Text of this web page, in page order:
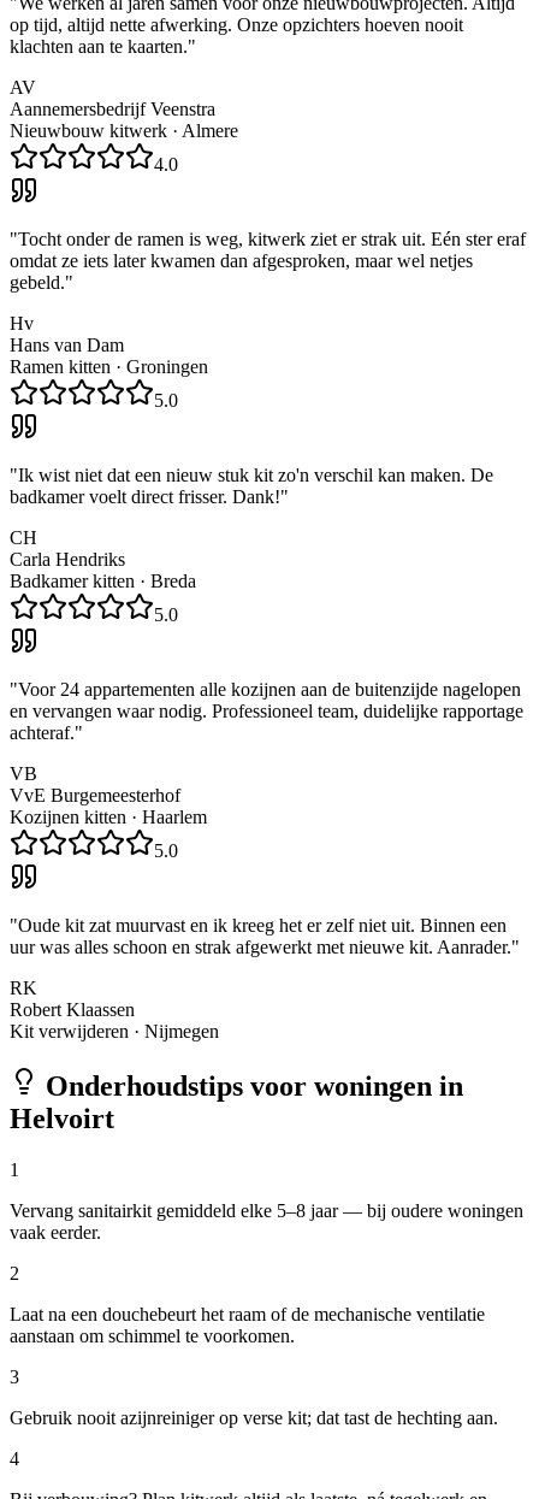
op tijd, altijd nette afwerking. Onze opzichters hoeven nooit
klachten aan te kaarten."
AV
Aannemersbedrijf Veenstra
Nieuwbouw kitwerk · Almere
4.0
"Tocht onder de ramen is weg, kitwerk ziet er strak uit. Eén ster eraf
omdat ze iets later kwamen dan afgesproken, maar wel netjes
gebeld."
Hv
Hans van Dam
Ramen kitten · Groningen
5.0
"Ik wist niet dat een nieuw stuk kit zo'n verschil kan maken. De
badkamer voelt direct frisser. Dank!"
CH
Carla Hendriks
Badkamer kitten · Breda
5.0
"Voor 24 appartementen alle kozijnen aan de buitenzijde nagelopen
en vervangen waar nodig. Professioneel team, duidelijke rapportage
achteraf."
VB
VvE Burgemeesterhof
Kozijnen kitten · Haarlem
5.0
"Oude kit zat muurvast en ik kreeg het er zelf niet uit. Binnen een
uur was alles schoon en strak afgewerkt met nieuwe kit. Aanrader."
RK
Robert Klaassen
Kit verwijderen · Nijmegen
Onderhoudstips voor woningen in
Helvoirt
1
Vervang sanitairkit gemiddeld elke 5–8 jaar — bij oudere woningen
vaak eerder.
2
Laat na een douchebeurt het raam of de mechanische ventilatie
aanstaan om schimmel te voorkomen.
3
Gebruik nooit azijnreiniger op verse kit; dat tast de hechting aan.
4